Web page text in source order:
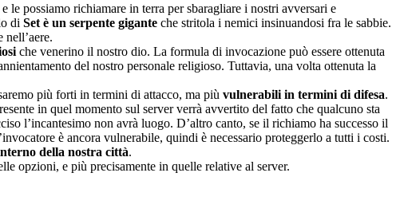
le possiamo richiamare in terra per sbaragliare i nostri avversari e
di Set è un serpente gigante che stritola i nemici insinuandosi fra le sabbie.
nell’aere.
che venerino il nostro dio. La formula di invocazione può essere ottenuta
del nostro personale religioso. Tuttavia, una volta ottenuta la
più forti in termini di attacco, ma più vulnerabili in termini di difesa.
in quel momento sul server verrà avvertito del fatto che qualcuno sta
l’incantesimo non avrà luogo. D’altro canto, se il richiamo ha successo il
è ancora vulnerabile, quindi è necessario proteggerlo a tutti i costi.
della nostra città.
opzioni, e più precisamente in quelle relative al server.